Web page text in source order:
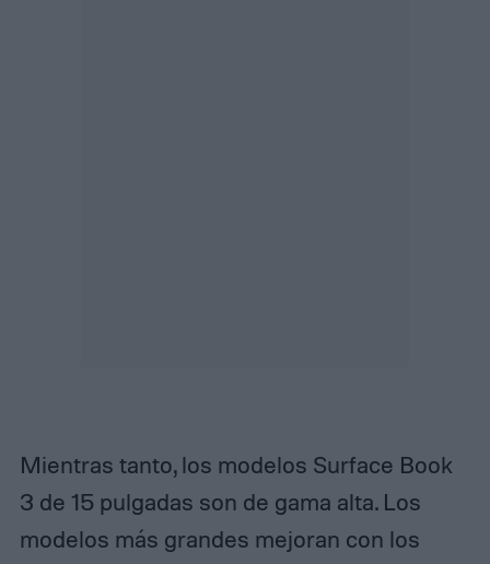
Mientras tanto, los modelos Surface Book
3 de 15 pulgadas son de gama alta. Los
modelos más grandes mejoran con los